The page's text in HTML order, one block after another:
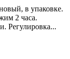
в упаковке.
2 часа.
Регулировка...